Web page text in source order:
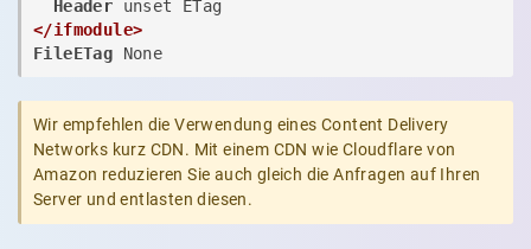
Header
</ifmodule>
FileETag None
Wir empfehlen die Verwendung eines Content Delivery
Networks kurz CDN. Mit einem CDN wie Cloudflare von
Amazon reduzieren Sie auch gleich die Anfragen auf Ihren
Server und entlasten diesen.